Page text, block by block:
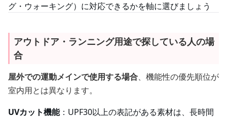
グ・ウォーキング）に対応できるかを軸に選びましょう
アウトドア・ランニング用途で探している人の場
合
屋外での運動メインで使用する場合、機能性の優先順位が
室内用とは異なります。
UVカット機能：UPF30以上の表記がある素材は、長時間